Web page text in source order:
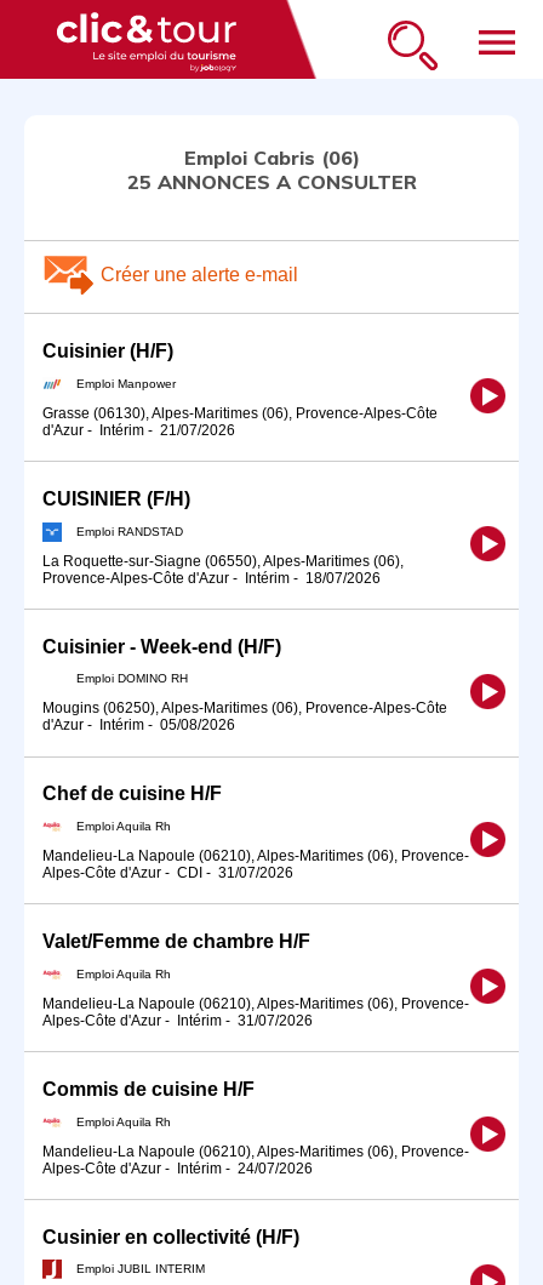
menu
Emploi Cabris (06)
25 ANNONCES A CONSULTER
Créer une alerte e-mail
Cuisinier (H/F)
Emploi Manpower
Grasse (06130), Alpes-Maritimes (06), Provence-Alpes-Côte
d'Azur - Intérim - 21/07/2026
CUISINIER (F/H)
Emploi RANDSTAD
La Roquette-sur-Siagne (06550), Alpes-Maritimes (06),
Provence-Alpes-Côte d'Azur - Intérim - 18/07/2026
Cuisinier - Week-end (H/F)
Emploi DOMINO RH
Mougins (06250), Alpes-Maritimes (06), Provence-Alpes-Côte
d'Azur - Intérim - 05/08/2026
Chef de cuisine H/F
Emploi Aquila Rh
Mandelieu-La Napoule (06210), Alpes-Maritimes (06), Provence-
Alpes-Côte d'Azur - CDI - 31/07/2026
Valet/Femme de chambre H/F
Emploi Aquila Rh
Mandelieu-La Napoule (06210), Alpes-Maritimes (06), Provence-
Alpes-Côte d'Azur - Intérim - 31/07/2026
Commis de cuisine H/F
Emploi Aquila Rh
Mandelieu-La Napoule (06210), Alpes-Maritimes (06), Provence-
Alpes-Côte d'Azur - Intérim - 24/07/2026
Cusinier en collectivité (H/F)
Emploi JUBIL INTERIM